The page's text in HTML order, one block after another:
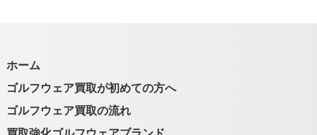
ホーム
ゴルフウェア買取が初めての方へ
ゴルフウェア買取の流れ